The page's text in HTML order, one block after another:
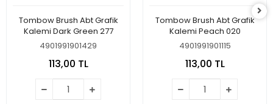
Tombow Brush Abt Grafik
Kalemi Dark Green 277
4901991901429
113,00 TL
Tombow Brush Abt Grafik
Kalemi Peach 020
4901991901115
113,00 TL